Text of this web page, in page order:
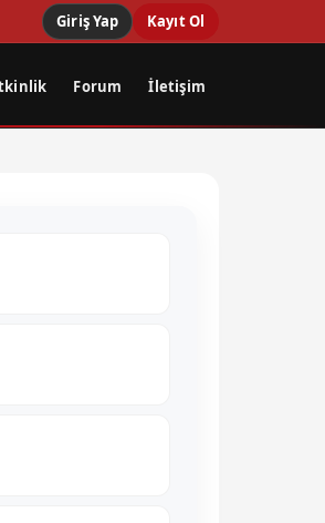
Giriş Yap Kayıt Ol
Forum İletişim